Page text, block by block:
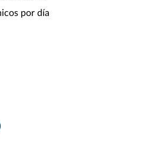
por día